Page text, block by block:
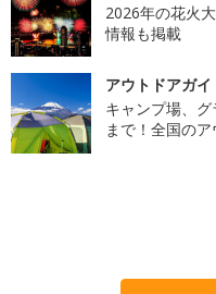
2026年の花火
情報も掲載
アウトドアガイ
キャンプ場、
まで！全国の